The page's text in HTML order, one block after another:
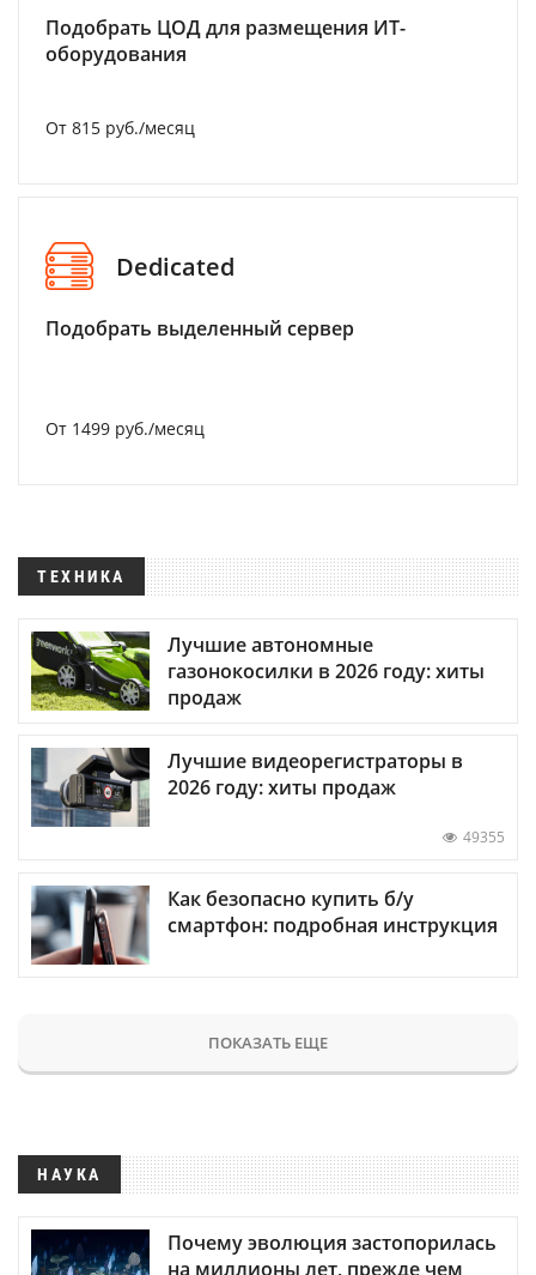
Подобрать ЦОД для размещения ИТ-
оборудования
От 815 руб./месяц
Dedicated
Подобрать выделенный сервер
От 1499 руб./месяц
ТЕХНИКА
Лучшие автономные
газонокосилки в 2026 году: хиты
продаж
Лучшие видеорегистраторы в
2026 году: хиты продаж
49355
Как безопасно купить б/у
смартфон: подробная инструкция
ПОКАЗАТЬ ЕЩЕ
НАУКА
Почему эволюция застопорилась
на миллионы лет, прежде чем